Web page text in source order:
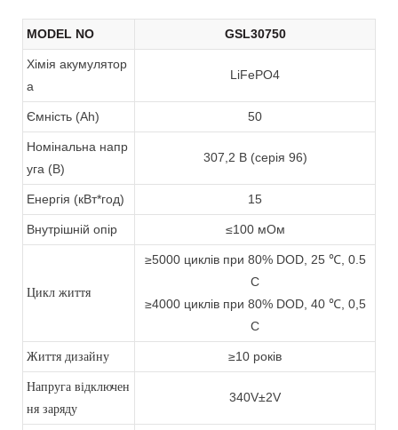
MODEL NO GSL30750
Хімія акумулятор
а
LiFePO4
Ємність (Ah) 50
Номінальна напр
уга (В)
307,2 В (серія 96)
Енергія (кВт*год) 15
Внутрішній опір ≤100 мОм
Цикл життя
≥5000 циклів при 80% DOD, 25 ℃, 0.5
C
≥4000 циклів при 80% DOD, 40 ℃, 0,5
C
Життя дизайну ≥10 років
Напруга відключен
ня заряду
340V±2V